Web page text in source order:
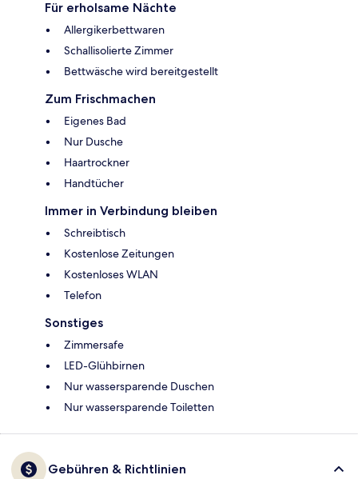
Für erholsame Nächte
Allergikerbettwaren
Schallisolierte Zimmer
Bettwäsche wird bereitgestellt
Zum Frischmachen
Eigenes Bad
Nur Dusche
Haartrockner
Handtücher
Immer in Verbindung bleiben
Schreibtisch
Kostenlose Zeitungen
Kostenloses WLAN
Telefon
Sonstiges
Zimmersafe
LED-Glühbirnen
Nur wassersparende Duschen
Nur wassersparende Toiletten
Gebühren & Richtlinien